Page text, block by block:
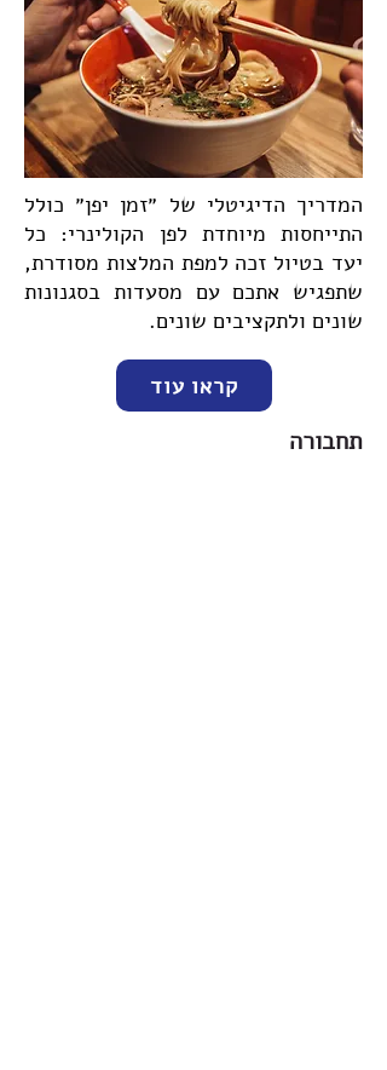
המדריך הדיגיטלי של ״זמן יפן״ כולל
התייחסות מיוחדת לפן הקולינרי: כל
יעד בטיול זכה למפת המלצות מסודרת,
שתפגיש אתכם עם מסעדות בסגנונות
שונים ולתקציבים שונים.
קראו עוד
תחבורה